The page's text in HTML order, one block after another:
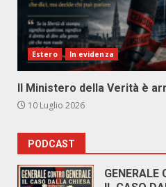
Estero In evidenza
Il Ministero della Verità è
10 Luglio 2026
PODCAST
GENERALE